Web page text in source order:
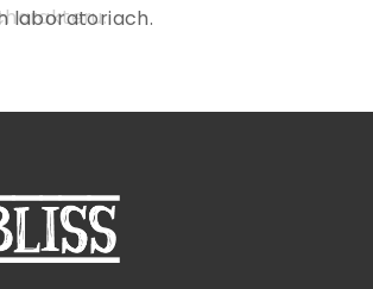
jakich sytuacjach je nosić.
laboratoriach.